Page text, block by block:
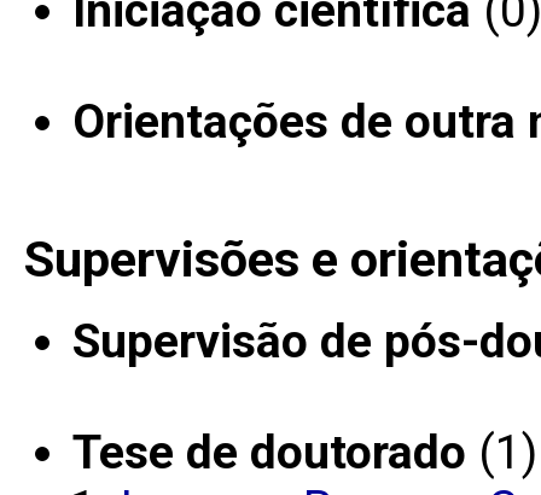
Orientações de outra
Supervisões e
Supervisão de pós-
Tese de doutorado (1)